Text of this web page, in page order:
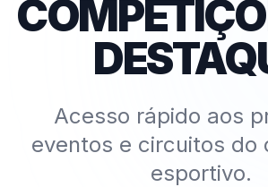
Acesso rápido aos
eventos e circuitos do
esportivo.